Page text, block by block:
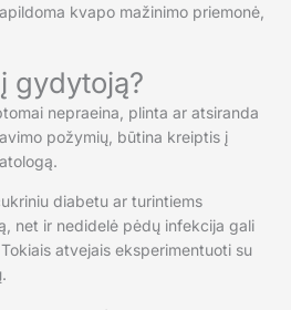
kvapo mažinimo priemonė,
gydytoją?
nepraeina, plinta ar atsiranda
požymių, būtina kreiptis į
diabetu ar turintiems
net ir nedidelė pėdų infekcija gali
atvejais eksperimentuoti su